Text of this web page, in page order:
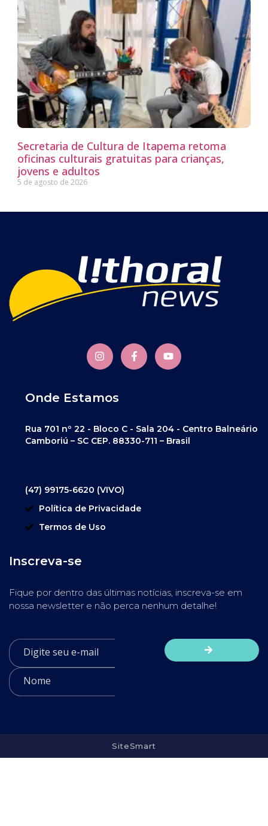
Secretaria de Cultura de Itapema retoma
oficinas culturais gratuitas para crianças,
jovens e adultos
5 de agosto de 2026
Onde Estamos
Rua 701 nº 22 - Bloco C - Sala 204 - Centro Balneário
Camboriú – SC CEP. 88330-711 – Brasil
(47) 99175-6620 (VIVO)
Política de Privacidade
Termos de Uso
Inscreva-se
Fique por dentro das últimas notícias, inscreva-se em
nossa newsletter e não perca nenhum detalhe!
SiteSmart